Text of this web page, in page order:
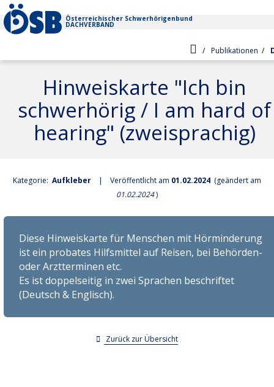
Zur Startseite
Österreichischer Schwerhörigenbund
DACHVERBAND
ÖSB Aktuell
Wissenschaft
ÖSB-trans.SCRIPT-Schriftdolmetsch
Schwerhörigkeit
Hörsinn & Ohr
Einstufung
Statistik
Geförderte Schwerhörigenberatungsstellen
Notfallnummern
Hörgeräte Gesamtvertrag
Akustische Barrierefreiheit
Umsetzung, Infos & Tipps
Barrierefreie Hörsysteme
Höranlagentypen
Zusatzinfos akustische Barrierefreiheit
ÖSB-Projektbereiche
Links
Vereine und Schwerhörigengruppen
Zur StartseitePublikationen
Hinweiskarte "Ich bin
schwerhörig / I am hard of
hearing" (zweisprachig)
Kategorie: Aufkleber | Veröffentlicht am 01.02.2024 (geändert am
01.02.2024)
Diese Hinweiskarte für Menschen mit Hörminderung
ist ein probates Hilfsmittel auf Reisen, bei Behörden-
oder Arztterminen etc.
Es ist doppelseitig in zwei Sprachen beschriftet
(Deutsch & Englisch).
Zurück zur Übersicht